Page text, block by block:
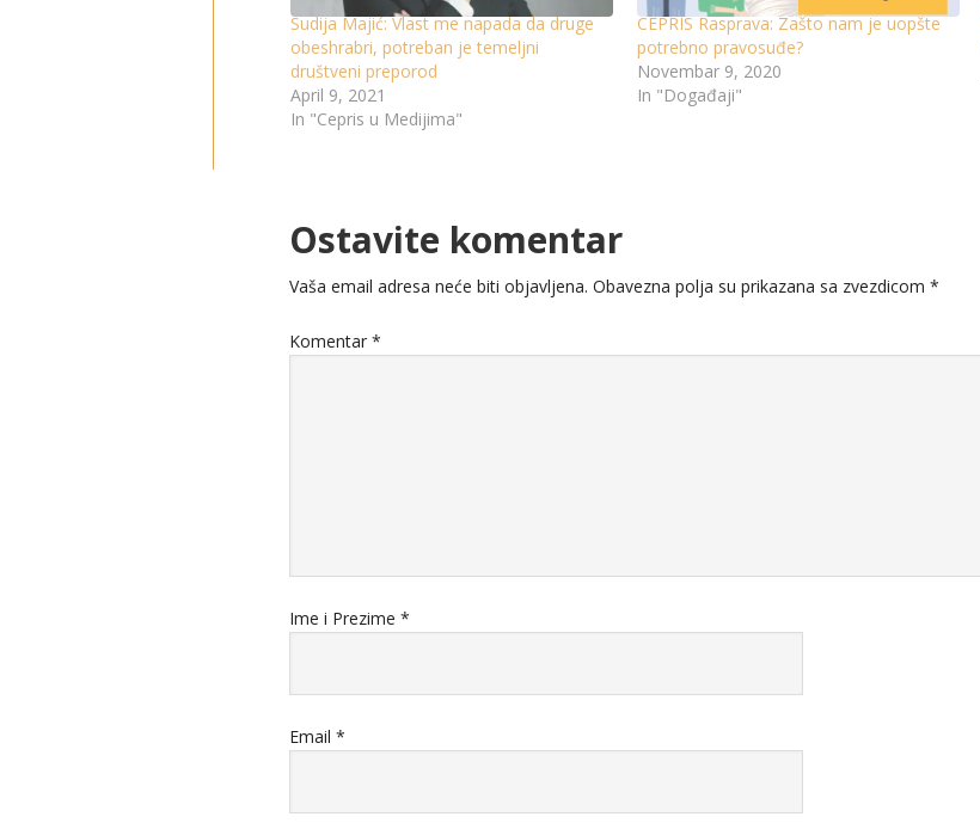
Sudija Majić: Vlast me napada da druge
obeshrabri, potreban je temeljni
društveni preporod
April 9, 2021
In "Cepris u Medijima"
CEPRIS Rasprava: Zašto nam je uopšte
potrebno pravosuđe?
Novembar 9, 2020
In "Događaji"
Ostavite komentar
Vaša email adresa neće biti objavljena. Obavezna polja su prikazana sa zvezdicom *
Komentar *
Ime i Prezime *
Email *